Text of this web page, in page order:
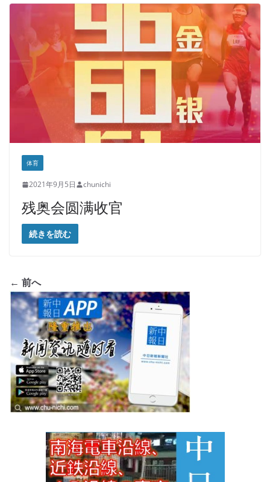
体育
2021年9月5日 chunichi
残奥会圆满收官
続きを読む
← 前へ